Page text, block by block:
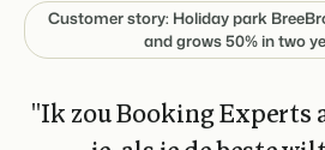
Customer story: Holiday park
and grows 50% in two
''Ik zou Booking Experts